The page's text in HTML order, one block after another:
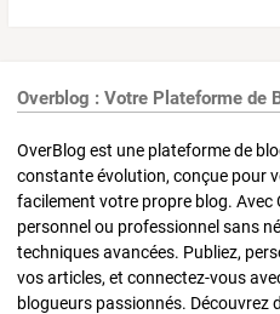
Overblog : Votre Plateforme de
OverBlog est une plateforme de
constante évolution, conçue pour
facilement votre propre blog. Avec
personnel ou professionnel sans
techniques avancées. Publiez,
vos articles, et connectez-vous
blogueurs passionnés. Découvrez